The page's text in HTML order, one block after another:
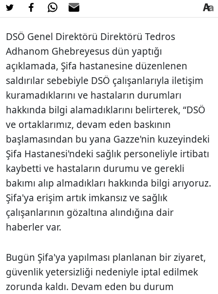
DSÖ Genel Direktörü Direktörü Tedros
Adhanom Ghebreyesus dün yaptığı
açıklamada, Şifa hastanesine düzenlenen
saldırılar sebebiyle DSÖ çalışanlarıyla iletişim
kuramadıklarını ve hastaların durumları
hakkında bilgi alamadıklarını belirterek, “DSÖ
ve ortaklarımız, devam eden baskının
başlamasından bu yana Gazze'nin kuzeyindeki
Şifa Hastanesi'ndeki sağlık personeliyle irtibatı
kaybetti ve hastaların durumu ve gerekli
bakımı alıp almadıkları hakkında bilgi arıyoruz.
Şifa'ya erişim artık imkansız ve sağlık
çalışanlarının gözaltına alındığına dair
haberler var.
Bugün Şifa'ya yapılması planlanan bir ziyaret,
güvenlik yetersizliği nedeniyle iptal edilmek
zorunda kaldı. Devam eden bu durum